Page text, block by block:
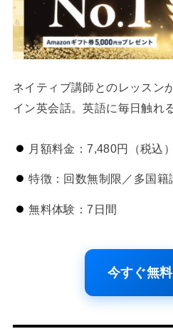
ネイティブ講師とのレッスン
イン英会話。英語に毎日触れ
月額料金：7,480円（税込）
特徴：回数無制限／多国
無料体験：7日間
今すぐ無